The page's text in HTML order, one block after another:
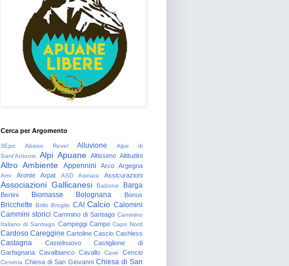
Cerca per Argomento
3Epic Abisso Revel Alluvione
Alpe di
Sant'Antonio
Alpi Apuane Altissimo Altitudini
Altro Ambiente Appennini Arco Argegna
Arni Aronte Arpat ASD Asinara Assicurazioni
Associazioni Gallicanesi Balzone Barga
Bertini Biomasse Bolognana Bonus
Bricchette Brillo Broglio CAI Calcio Calomini
Cammini storici Cammino di Santiago Cammino
Italiano di Santiago Campeggi Campo Capo Nord
Cardoso Careggine Cartoline Cascio Cashless
Castagna Castelnuovo
Castiglione di
Garfagnana Cavalbianco Cavallo Cave Cencio
Cervinia Chiesa di San Giovanni Chiesa di San